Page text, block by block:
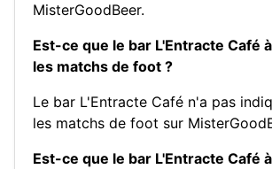
MisterGoodBeer.
Est-ce que le bar L'Entracte Café
les matchs de foot ?
Le bar L'Entracte Café n'a pas
les matchs de foot sur
Est-ce que le bar L'Entracte Café